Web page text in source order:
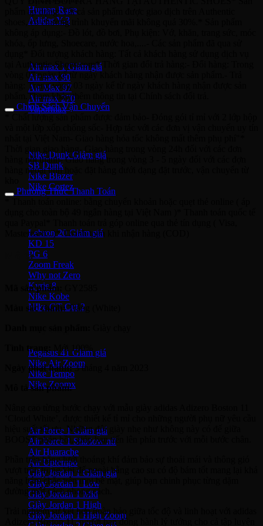
Human Race
Adidas Y-3
Air max 1
Air max 90
Air Max 97
Air max 270
Vapormax
Nike Dunk
SB Dunk
Nike Blazer
Nike Cortez
Lebron 20
KD 15
PG 6
Zoom Freak
Why not Zero
Kyrie 8
Nike Kobe
NIke GT Cut 2
Pegasus 41
Nike Air Zoom
Nike Tempo
Nike Zoomx
Air Force 1
Air Force 1 Shadow nữ
Air Huarache
Air Uptempo
Giày Jordan 1
Giày Jordan 1 Low
Giày Jordan 1 Mid
Giày Jordan 1 High
Giày Jordan 1 High Zoom
phẩm áp dụng: Tất cả sản phẩm được giao dịch trên Authentic
shoes, có chương trình khuyến mãi không quá 30%.* Sản phẩm
tại Authentic-Shoes.com* Thời gian đổi trả hàng:- Đổi hàng: Trong
vòng 07 ngày kể từ ngày khách hàng nhận được sản phẩm.- Trả
hàng: Trong vòng 03 ngày kể từ ngày khách hàng nhận được sản
phẩm.Tham khảo thêm thông tin tại Chính sách đổi trả.
Chính Sách Vận Chuyển
* Chất lượng sản phẩm được đảm bảo- Đóng gói tỉ mỉ với 2 lớp hộp
Thời gian giao hàng- Giao hàng trong vòng 24h đối với các đơn
hàng nội thành- Giao hàng trong vòng 3 - 5 ngày đối với các đợn
hàng ngoại tỉnh hoặc đặt hàng dưới dạng đặt trước, vận chuyển từ
Phương Thức Thanh Toán
Mastercard...)* Thanh toán khi nhận hàng (COD)
Mô tả
Mã sản phẩm:
Màu sắc chính:Trắng (White)
Tình trạng:
Mới 100%
Ngày phát hành:3 tháng 4 năm 2023
Mô tả sản phẩm:
hiệu suất tối ưu. Những đôi giày nhẹ như không này có đế giữa
BOOST phản hồi, giúp bạn tiến lên phía trước với mỗi bước chân.
Phần trên bằng lưới thoáng khí đảm bảo sự thoải mái và thông gió
vượt trội, trong khi đế ngoài bằng cao su có độ bám tốt mang lại khả
năng bám chắc trên mọi bề mặt, giúp bạn chinh phục từng dặm
đường một cách phong cách.
Trải nghiệm sự kết hợp hoàn hảo giữa tốc độ và linh hoạt với adidas
Adizero Boston 11, người bạn đồng hành lý tưởng cho cả tập luyện